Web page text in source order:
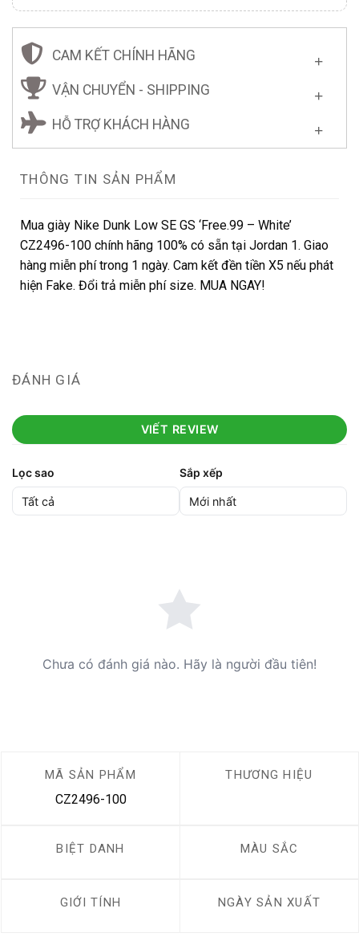
CAM KẾT CHÍNH HÃNG
VẬN CHUYỂN - SHIPPING
HỖ TRỢ KHÁCH HÀNG
THÔNG TIN SẢN PHẨM
Mua giày Nike Dunk Low SE GS ‘Free.99 – White’
CZ2496-100 chính hãng 100% có sẵn tại Jordan 1. Giao
hàng miễn phí trong 1 ngày. Cam kết đền tiền X5 nếu phát
hiện Fake. Đổi trả miễn phí size. MUA NGAY!
ĐÁNH GIÁ
VIẾT REVIEW
Lọc sao Sắp xếp
Chưa có đánh giá nào. Hãy là người đầu tiên!
MÃ SẢN PHẨM
CZ2496-100
THƯƠNG HIỆU
BIỆT DANH MÀU SẮC
GIỚI TÍNH NGÀY SẢN XUẤT